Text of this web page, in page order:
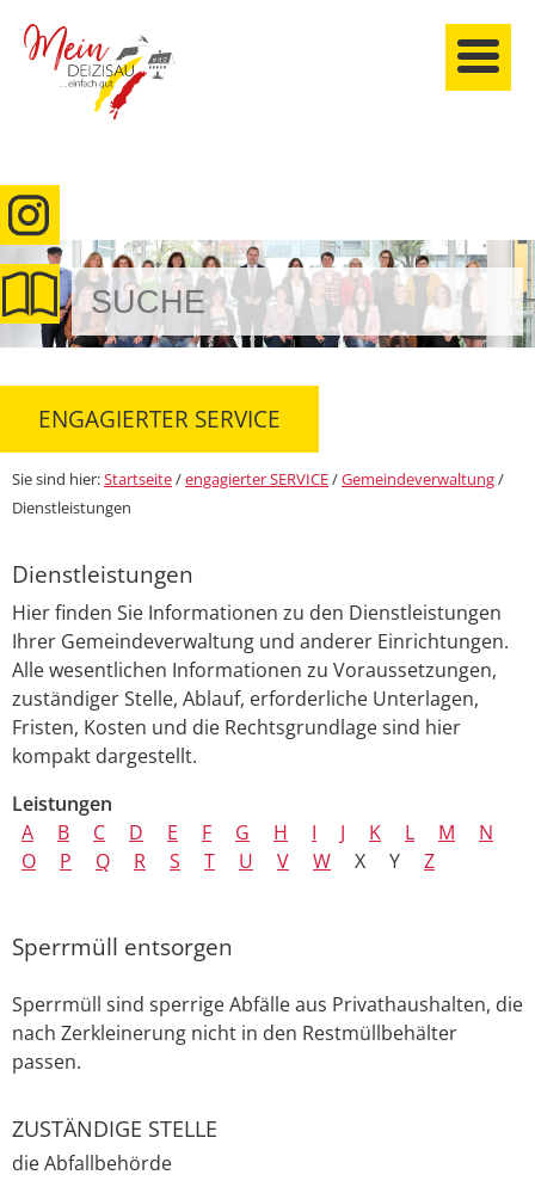
anmelden
ENGAGIERTER SERVICE
Sie sind hier:Startseite/engagierter SERVICE/Gemeindeverwaltung/
Dienstleistungen
Dienstleistungen
Hier finden Sie Informationen zu den Dienstleistungen
Ihrer Gemeindeverwaltung und anderer Einrichtungen.
Alle wesentlichen Informationen zu Voraussetzungen,
zuständiger Stelle, Ablauf, erforderliche Unterlagen,
Fristen, Kosten und die Rechtsgrundlage sind hier
kompakt dargestellt.
Leistungen
A
B C D E F G H I J K L M
N
O
P Q R S T U V W X Y Z
Sperrmüll entsorgen
Sperrmüll sind sperrige Abfälle aus Privathaushalten, die
nach Zerkleinerung nicht in den Restmüllbehälter
passen.
ZUSTÄNDIGE STELLE
die Abfallbehörde